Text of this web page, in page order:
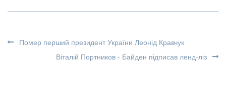
Помер перший президент України Леонід Кравчук
Віталій Портников - Байден підписав ленд-ліз